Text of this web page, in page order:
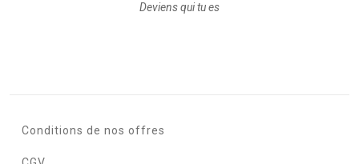
Deviens qui tu es
Conditions de nos offres